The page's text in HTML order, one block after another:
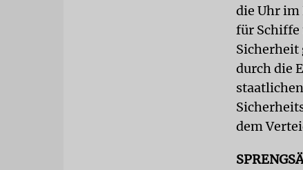
die Uhr im
für Schiffe
Sicherheit
durch die
dem